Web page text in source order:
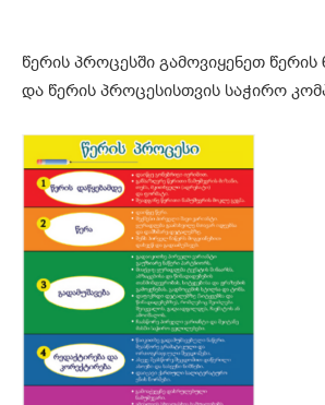
წერის პროცესში გამოვიყენეთ წერის
და წერის პროცესისთვის საჭირო